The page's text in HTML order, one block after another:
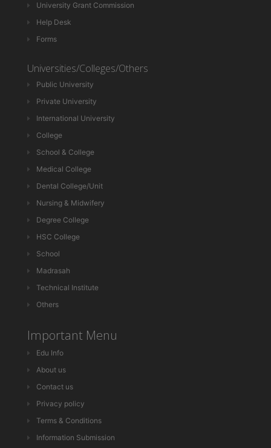
University Grant Commission
Help Desk
Forms
Universities/Colleges/Others
Public University
Private University
International University
College
School & College
Medical College
Dental College/Unit
Nursing & Midwifery
Degree College
HSC College
School
Madrasah
Technical Institute
Others
Important Menu
Edu Info
About us
Contact us
Privacy policy
Terms & Conditions
Information Submission